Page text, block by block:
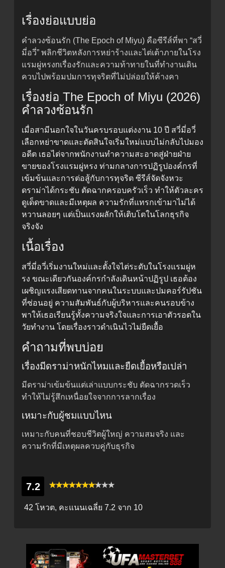
เรื่องย่อแบบย่อ
คำลวงซ้อนรัก (The Epoch of Miyu) คือซีรีส์ที่พา “สวี่
มี่อวี่” พลิกชีวิตหลังการหย่าร้างและไต่เต้าภายในโรง
แรมผู่หรงnเรื่องรักและความท้าทายในที่ทำงานเดิน
ควบไปพร้อมปมการทุจริตที่ไม่ปล่อยให้ค้างคา
เรื่องย่อ The Epoch of Miyu (2026)
คำลวงซ้อนรัก
เมื่อสามีนอกใจในวันครบรอบแต่งงาน 10 ปี สวี่มี่อวี่
เลือกหย่าขาดและตัดสินใจเริ่มใหม่แบบไม่กลับไปมอง
อดีต เธอไต่จากพนักงานทำความสะอาดสู่ฝ่ายฝ่าย
ขายของโรงแรมผู่หรง ท่ามกลางการปฏิรูปองค์กรที่
เข้มข้นและการต่อสู้กับการทุจริต ซีรีส์จัดจังหวะ
ดราม่าได้กระชับ ตัดฉากครอบครัวเร็ว ทำให้ตัวละคร
ดูเด็ดขาดและมีเหตุผล ความรักที่แทรกเข้ามาไม่ได้
หวานลอยๆ แต่เป็นแรงผลักให้เติบโตในโลกธุรกิจ
จริงจัง
เนื้อเรื่อง
สวี่มี่อวี่เริ่มงานใหม่และตั้งใจไต่ระดับในโรงแรมผู่ห
รง ขณะเดียวกันองค์กรกำลังเดินหน้าปฏิรูป เธอต้อง
เผชิญแรงเสียดทานจากคนในระบบและปมคอร์รัปชัน
ที่ซ่อนอยู่ ความสัมพันธ์กับผู้บริหารและคนรอบข้าง
พาให้เธอเรียนรู้ทั้งความจริงใจและการเอาตัวรอดใน
วัยทำงาน โดยเรื่องราวดำเนินไวไม่ยืดเยื้อ
คำถามที่พบบ่อย
เรื่องมีดราม่าหนักไหมและยืดเยื้อหรือเปล่า
มีดราม่าเข้มข้นแต่เล่าแบบกระชับ ตัดฉากรวดเร็ว
ทำให้ไม่รู้สึกเหนื่อยใจจากการลากเรื่อง
เหมาะกับผู้ชมแบบไหน
เหมาะกับคนที่ชอบชีวิตผู้ใหญ่ ความสมจริง และ
ความรักที่มีเหตุผลควบคู่กับธุรกิจ
7.2
42 โหวต, คะแนนเฉลี่ย 7.2 จาก 10